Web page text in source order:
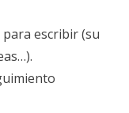
escribir (su